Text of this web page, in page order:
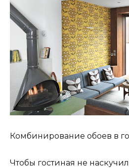
Комбинирование обоев в
Чтобы гостиная не